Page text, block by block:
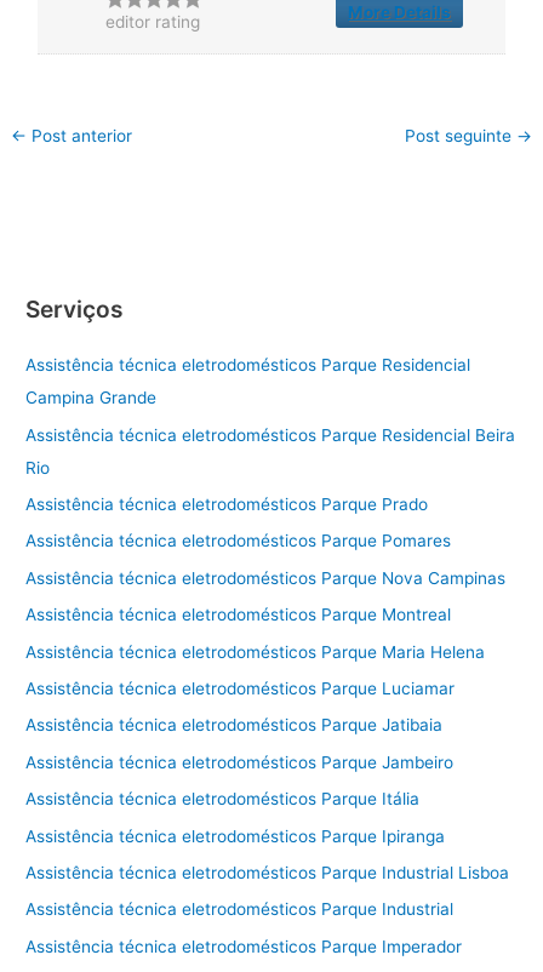
editor rating More Details
← Post anterior Post seguinte →
Serviços
Assistência técnica eletrodomésticos Parque Residencial
Campina Grande
Assistência técnica eletrodomésticos Parque Residencial Beira
Rio
Assistência técnica eletrodomésticos Parque Prado
Assistência técnica eletrodomésticos Parque Pomares
Assistência técnica eletrodomésticos Parque Nova Campinas
Assistência técnica eletrodomésticos Parque Montreal
Assistência técnica eletrodomésticos Parque Maria Helena
Assistência técnica eletrodomésticos Parque Luciamar
Assistência técnica eletrodomésticos Parque Jatibaia
Assistência técnica eletrodomésticos Parque Jambeiro
Assistência técnica eletrodomésticos Parque Itália
Assistência técnica eletrodomésticos Parque Ipiranga
Assistência técnica eletrodomésticos Parque Industrial Lisboa
Assistência técnica eletrodomésticos Parque Industrial
Assistência técnica eletrodomésticos Parque Imperador